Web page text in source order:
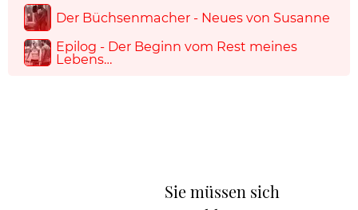
Der Büchsenmacher - Neues von Susanne
Epilog - Der Beginn vom Rest meines
Lebens…
Sie müssen sich